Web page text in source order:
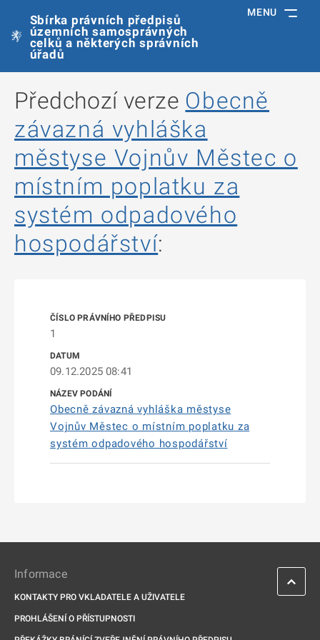
Sbírka právních předpisů
územních samosprávných
celků a některých správních
úřadů
MENU
Předchozí verze Obecně
závazná vyhláška
městyse Vojnův Městec o
místním poplatku za
systém odpadového
hospodářství:
1
09.12.2025 08:41
Obecně závazná vyhláška městyse
Vojnův Městec o místním poplatku za
systém odpadového hospodářství
Informace
KONTAKTY PRO VKLADATELE A UŽIVATELE
PROHLÁŠENÍ O PŘÍSTUPNOSTI